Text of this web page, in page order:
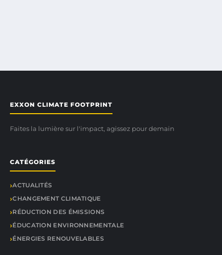
EXXON CLIMATE FOOTPRINT
Faites la lumière sur l'impact, agissez pour demain
CATÉGORIES
ACTUALITÉS
CHANGEMENT CLIMATIQUE
RÉDUCTION DES ÉMISSIONS
ÉDUCATION ENVIRONNEMENTALE
ÉNERGIES RENOUVELABLES